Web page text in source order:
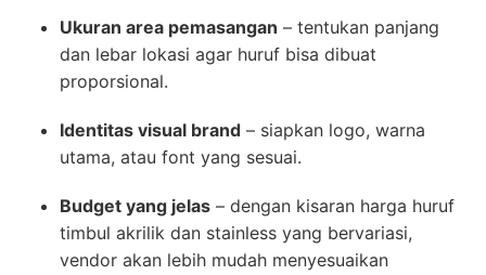
Ukuran area pemasangan – tentukan panjang
dan lebar lokasi agar huruf bisa dibuat
proporsional.
Identitas visual brand – siapkan logo, warna
utama, atau font yang sesuai.
Budget yang jelas – dengan kisaran harga huruf
timbul akrilik dan stainless yang bervariasi,
vendor akan lebih mudah menyesuaikan